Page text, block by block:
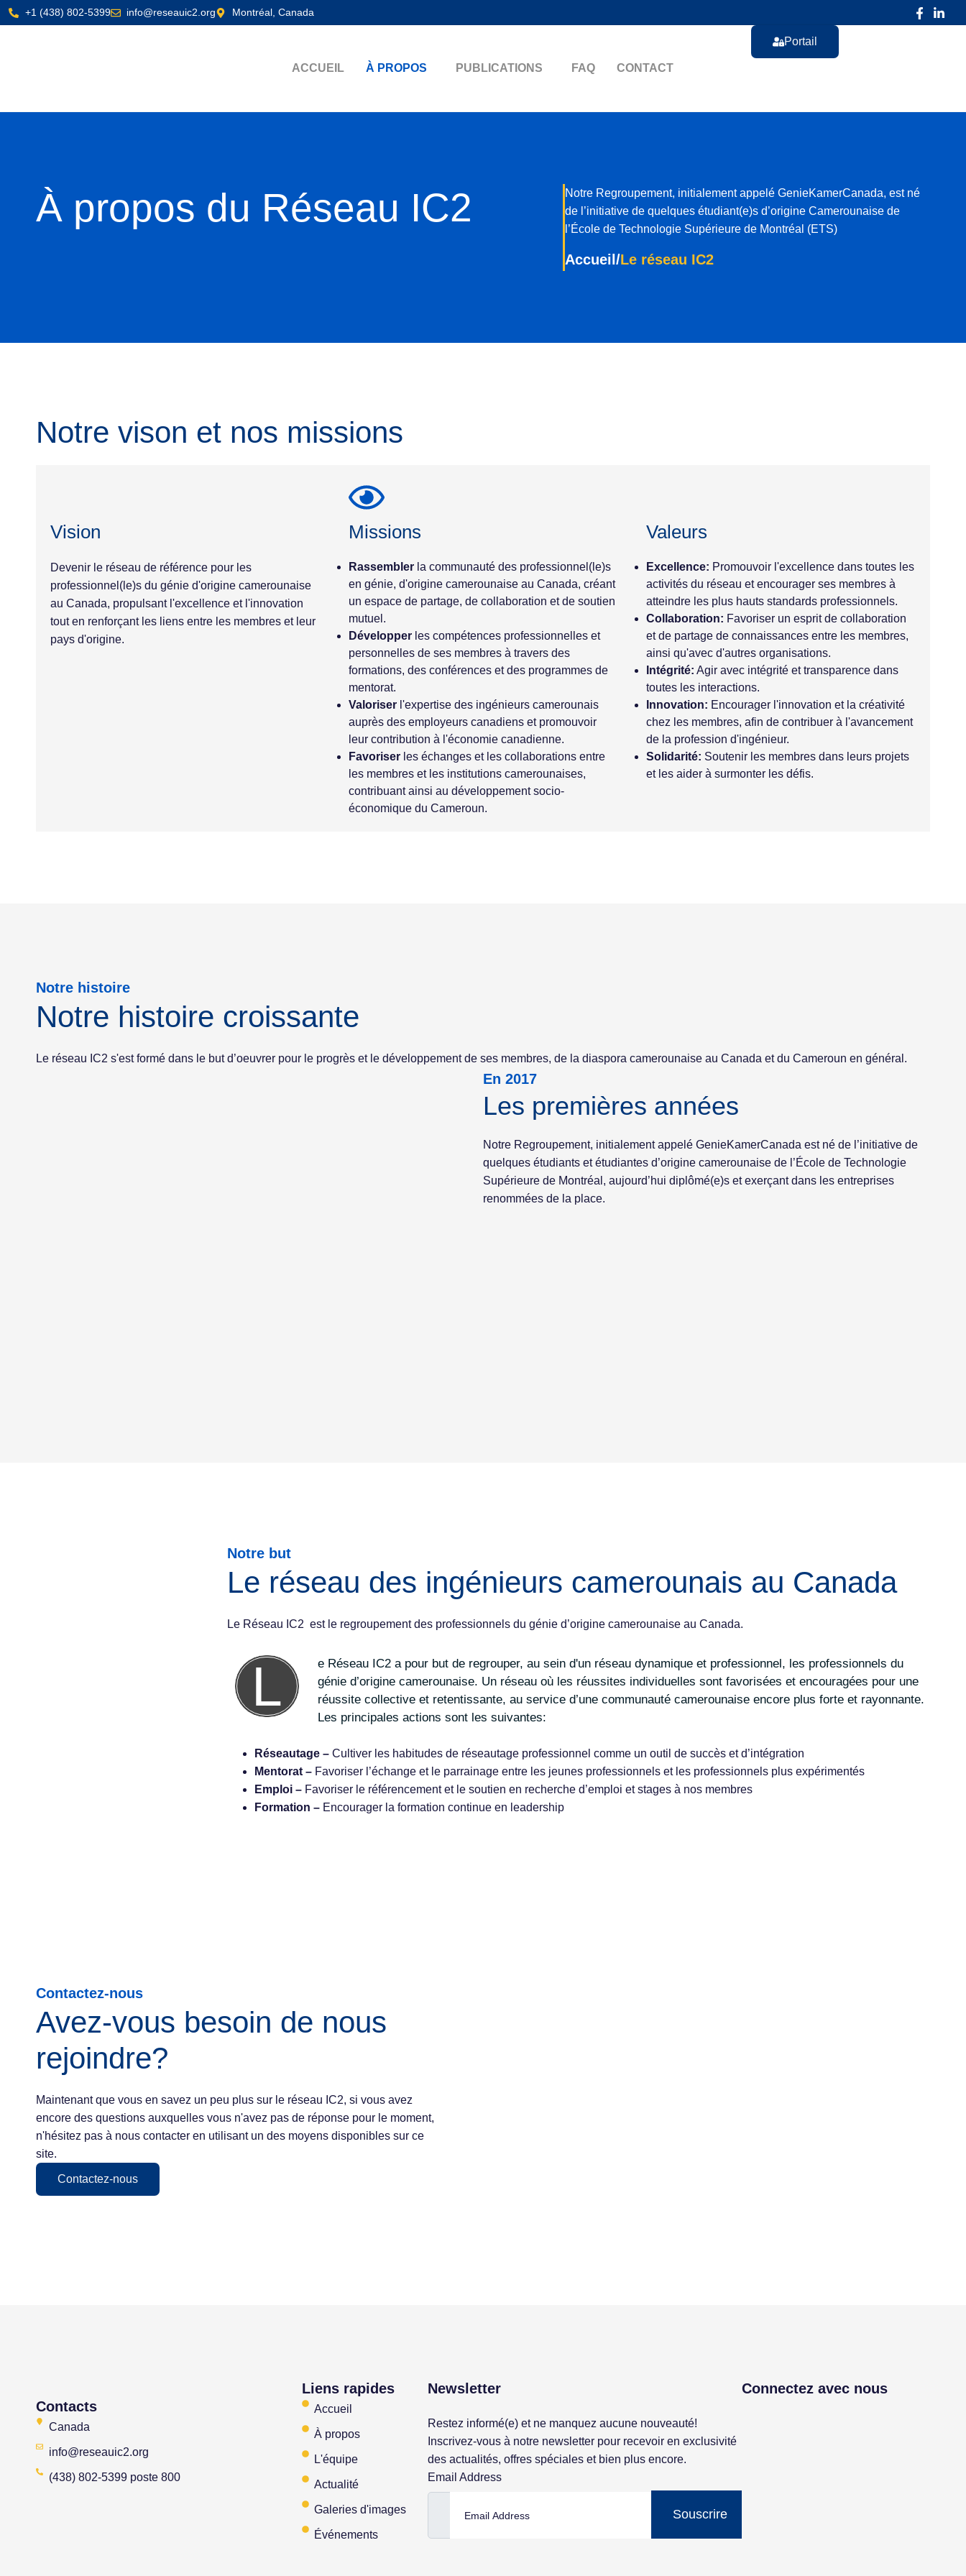
+1 (438) 802-5399 info@reseauic2.org Montréal, Canada
ACCUEIL À PROPOS PUBLICATIONS FAQ CONTACT
Portail
À propos du Réseau IC2
Notre Regroupement, initialement appelé GenieKamerCanada, est né
de l’initiative de quelques étudiant(e)s d’origine Camerounaise de
l’École de Technologie Supérieure de Montréal (ETS)
Accueil /Le réseau IC2
Notre vison et nos missions
Vision
Devenir le réseau de référence pour les
professionnel(le)s du génie d'origine camerounaise
au Canada, propulsant l'excellence et l'innovation
tout en renforçant les liens entre les membres et leur
pays d'origine.
Missions
Rassemblerla communauté des professionnel(le)s
en génie, d'origine camerounaise au Canada, créant
un espace de partage, de collaboration et de soutien
mutuel.
Développerles compétences professionnelles et
personnelles de ses membres à travers des
formations, des conférences et des programmes de
mentorat.
Valoriserl'expertise des ingénieurs camerounais
auprès des employeurs canadiens et promouvoir
leur contribution à l'économie canadienne.
Favoriserles échanges et les collaborations entre
les membres et les institutions camerounaises,
contribuant ainsi au développement socio-
économique du Cameroun.
Valeurs
Excellence: Promouvoir l'excellence dans toutes les
activités du réseau et encourager ses membres à
atteindre les plus hauts standards professionnels.
Collaboration: Favoriser un esprit de collaboration
et de partage de connaissances entre les membres,
ainsi qu'avec d'autres organisations.
Intégrité: Agir avec intégrité et transparence dans
toutes les interactions.
Innovation: Encourager l'innovation et la créativité
chez les membres, afin de contribuer à l'avancement
de la profession d'ingénieur.
Solidarité: Soutenir les membres dans leurs projets
et les aider à surmonter les défis.
Notre histoire
Notre histoire croissante
Le réseau IC2 s'est formé dans le but d’oeuvrer pour le progrès et le développement de ses membres, de la diaspora camerounaise au Canada et du Cameroun en général.
En 2017
Les premières années
Notre Regroupement, initialement appelé GenieKamerCanada est né de l’initiative de
quelques étudiants et étudiantes d’origine camerounaise de l’École de Technologie
Supérieure de Montréal, aujourd’hui diplômé(e)s et exerçant dans les entreprises
renommées de la place.
Notre but
Le réseau des ingénieurs camerounais au Canada
Le Réseau IC2 est le regroupement des professionnels du génie d’origine camerounaise au Canada.
Le Réseau IC2 a pour but de regrouper, au sein d'un réseau dynamique et professionnel, les professionnels du
génie d’origine camerounaise. Un réseau où les réussites individuelles sont favorisées et encouragées pour une
réussite collective et retentissante, au service d’une communauté camerounaise encore plus forte et rayonnante.
Les principales actions sont les suivantes:
Réseautage –Cultiver les habitudes de réseautage professionnel comme un outil de succès et d’intégration
Mentorat – Favoriser l’échange et le parrainage entre les jeunes professionnels et les professionnels plus expérimentés
Emploi – Favoriser le référencement et le soutien en recherche d’emploi et stages à nos membres
Formation – Encourager la formation continue en leadership
Contactez-nous
Avez-vous besoin de nous
rejoindre?
Maintenant que vous en savez un peu plus sur le réseau IC2, si vous avez
encore des questions auxquelles vous n'avez pas de réponse pour le moment,
n'hésitez pas à nous contacter en utilisant un des moyens disponibles sur ce
site.
Contactez-nous
Contacts
Canada
info@reseauic2.org
(438) 802-5399 poste 800
Liens rapides
Accueil
À propos
L'équipe
Actualité
Galeries d'images
Événements
Newsletter
Restez informé(e) et ne manquez aucune nouveauté!
Inscrivez-vous à notre newsletter pour recevoir en exclusivité
des actualités, offres spéciales et bien plus encore.
Email Address
Souscrire
Connectez avec nous